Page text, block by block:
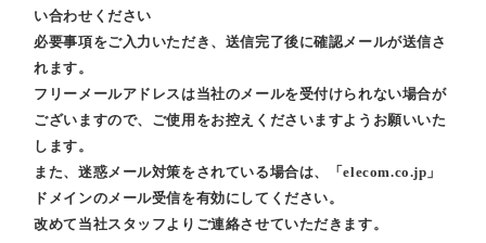
い合わせください
必要事項をご入力いただき、送信完了後に確認メールが送信さ
れます。
フリーメールアドレスは当社のメールを受付けられない場合が
ございますので、ご使用をお控えくださいますようお願いいた
します。
また、迷惑メール対策をされている場合は、「elecom.co.jp」
ドメインのメール受信を有効にしてください。
改めて当社スタッフよりご連絡させていただきます。